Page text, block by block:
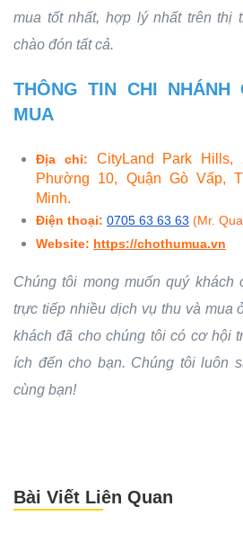
mua tốt nhất, hợp lý nhất trên thị
chào đón tất cả.
THÔNG TIN CHI NHÁNH
MUA
Địa chỉ: CityLand Park
Phường 10, Quận Gò Vấp,
Minh.
Điện thoại: 0705 63 63 63 (Mr.
Website: https://chothumua.vn
Chúng tôi mong muốn quý khách
trực tiếp nhiều dịch vụ thu và mua
khách đã cho chúng tôi có cơ hội
ích đến cho bạn. Chúng tôi luôn
cùng bạn!
Bài Viết Liên Quan